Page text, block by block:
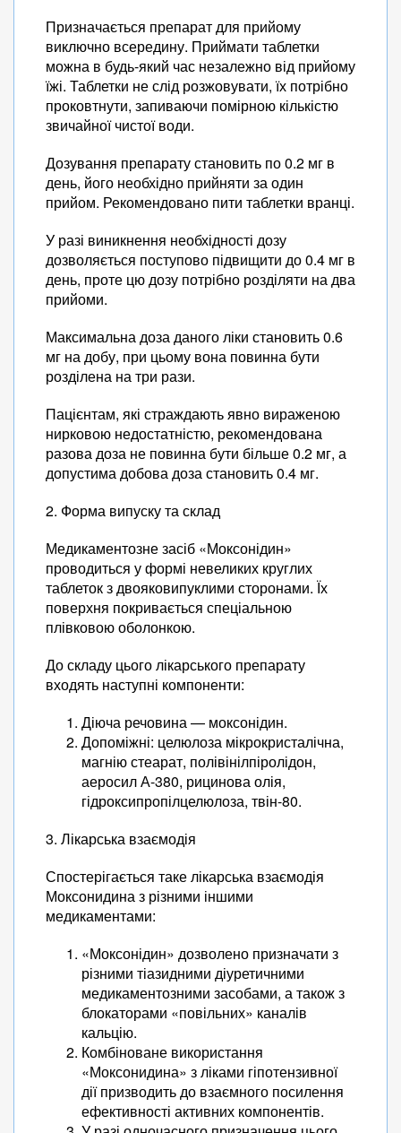
Призначається препарат для прийому
виключно всередину. Приймати таблетки
можна в будь-який час незалежно від прийому
їжі. Таблетки не слід розжовувати, їх потрібно
проковтнути, запиваючи помірною кількістю
звичайної чистої води.
Дозування препарату становить по 0.2 мг в
день, його необхідно прийняти за один
прийом. Рекомендовано пити таблетки вранці.
У разі виникнення необхідності дозу
дозволяється поступово підвищити до 0.4 мг в
день, проте цю дозу потрібно розділяти на два
прийоми.
Максимальна доза даного ліки становить 0.6
мг на добу, при цьому вона повинна бути
розділена на три рази.
Пацієнтам, які страждають явно вираженою
нирковою недостатністю, рекомендована
разова доза не повинна бути більше 0.2 мг, а
допустима добова доза становить 0.4 мг.
2. Форма випуску та склад
Медикаментозне засіб «Моксонідин»
проводиться у формі невеликих круглих
таблеток з двояковипуклими сторонами. Їх
поверхня покривається спеціальною
плівковою оболонкою.
До складу цього лікарського препарату
входять наступні компоненти:
Діюча речовина — моксонідин.
Допоміжні: целюлоза мікрокристалічна,
магнію стеарат, полівінілпіролідон,
аеросил А-380, рицинова олія,
гідроксипропілцелюлоза, твін-80.
3. Лікарська взаємодія
Спостерігається таке лікарська взаємодія
Моксонидина з різними іншими
медикаментами:
«Моксонідин» дозволено призначати з
різними тіазидними діуретичними
медикаментозними засобами, а також з
блокаторами «повільних» каналів
кальцію.
Комбіноване використання
«Моксонидина» з ліками гіпотензивної
дії призводить до взаємного посилення
ефективності активних компонентів.